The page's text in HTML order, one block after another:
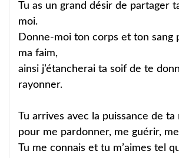
Tu as un grand désir de partager
moi.
Donne-moi ton corps et ton sang
ma faim,
ainsi j’étancherai ta soif de te
rayonner.
Tu arrives avec la puissance de
pour me pardonner, me guérir,
Tu me connais et tu m’aimes tel